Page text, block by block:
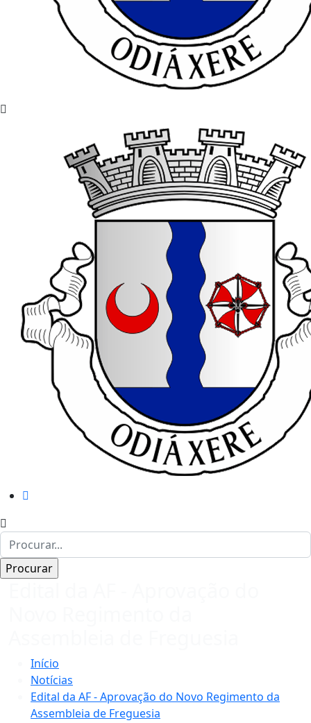
Início
Notícias
Edital da AF - Aprovação do Novo Regimento da
Assembleia de Freguesia